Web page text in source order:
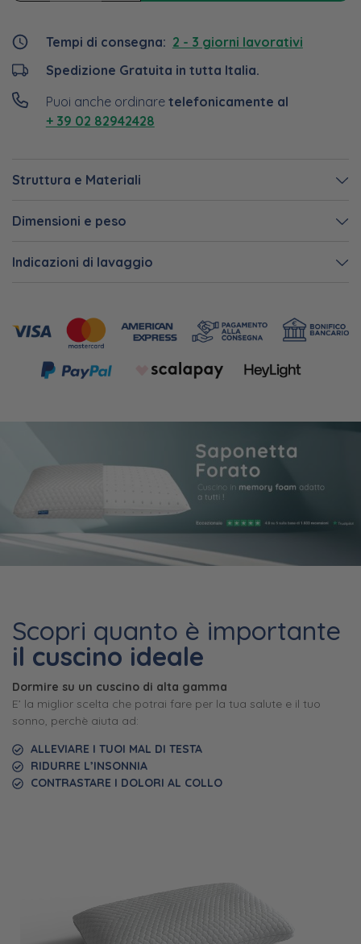
Tempi di consegna: 2 - 3 giorni lavorativi
Spedizione Gratuita in tutta Italia.
Puoi anche ordinare telefonicamente al
+ 39 02 82942428
Struttura e Materiali
Dimensioni e peso
Indicazioni di lavaggio
Scopri quanto è importante
il cuscino ideale
Dormire su un cuscino di alta gamma
E’ la miglior scelta che potrai fare per la tua salute e il tuo
sonno, perchè aiuta ad:
ALLEVIARE I TUOI MAL DI TESTA
RIDURRE L’INSONNIA
CONTRASTARE I DOLORI AL COLLO